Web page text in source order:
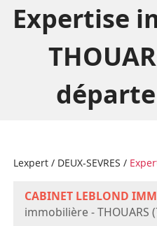
Expertise
Lexpert/ DEUX-SEVRES /
CABINET LEBLOND
immobilière - THOUARS